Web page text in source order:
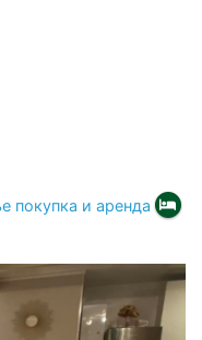
покупка и аренда